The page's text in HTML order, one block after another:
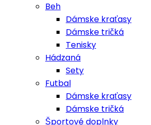
Beh
Dámske kraťasy
Dámske tričká
Tenisky
Hádzaná
Sety
Futbal
Dámske kraťasy
Dámske tričká
Športové doplnky